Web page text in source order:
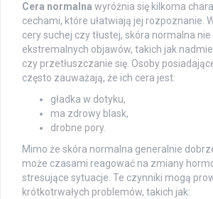
Cera normalna wyróżnia się kilkoma
cechami, które ułatwiają jej rozpoznanie.
cery suchej czy tłustej, skóra normalna
ekstremalnych objawów, takich jak
czy przetłuszczanie się. Osoby
często zauważają, że ich cera jest:
gładka w dotyku,
ma zdrowy blask,
drobne pory.
Mimo że skóra normalna generalnie
może czasami reagować na zmiany
stresujące sytuacje. Te czynniki mogą
krótkotrwałych problemów, takich jak: